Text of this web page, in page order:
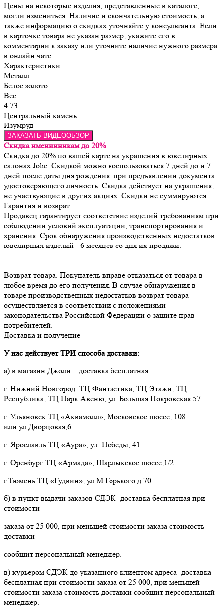
Цены на некоторые изделия, представленные в каталоге,
могли измениться. Наличие и окончательную стоимость, а
также информацию о скидках уточняйте у консультанта. Если
в карточке товара не указан размер, укажите его в
комментарии к заказу или уточните наличие нужного размера
в онлайн чате.
Характеристики
Металл
Белое золото
Вес
4.73
Центральный камень
Изумруд
ЗАКАЗАТЬ ВИДЕООБЗОР
Скидка именинникам до 20%
Скидка до 20% по вашей карте на украшения в ювелирных
салонах Jolie. Скидкой можно воспользоваться 7 дней до и 7
дней после даты дня рождения, при предъявлении документа
удостоверяющего личность. Скидка действует на украшения,
не участвующие в других акциях. Скидки не суммируются.
Гарантия и возврат
Продавец гарантирует соответствие изделий требованиям при
соблюдении условий эксплуатации, транспортирования и
хранения. Срок обнаружения производственных недостатков
Возврат товара. Покупатель вправе отказаться от товара в
любое время до его получения. В случае обнаружения в
товаре производственных недостатков возврат товара
осуществляется в соответствии с положениями
законодательства Российской Федерации о защите прав
потребителей.
Доставка и получение
У нас действует ТРИ способа доставки:
а) в магазин Джоли – доставка бесплатная
г. Нижний Новгород: ТЦ Фантастика, ТЦ Этажи, ТЦ
Республика, ТЦ Парк Авеню, ул. Большая Покровская 57.
г. Ульяновск ТЦ «Аквамолл», Московское шоссе, 108
или ул.Дворцовая,6
г. Ярославль ТЦ «Аура», ул. Победы, 41
г. Оренбург ТЦ «Армада», Шарлыкское шоссе,1/2
г.Тюмень ТЦ «Гудвин», ул.М.Горького д.70
б) в пункт выдачи заказов СДЭК -доставка бесплатная при
стоимости
заказа от 25 000, при меньшей стоимости заказа стоимость
доставки
сообщит персональный менеджер.
в) курьером СДЭК до указанного клиентом адреса -доставка
бесплатная при стоимости заказа от 25 000, при меньшей
стоимости заказа стоимость доставки сообщит персональный
менеджер.